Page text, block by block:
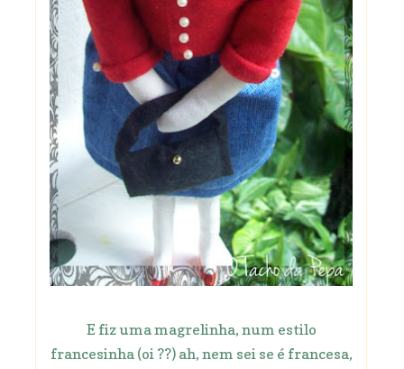
E fiz uma magrelinha, num estilo
francesinha (oi ??) ah, nem sei se é francesa,